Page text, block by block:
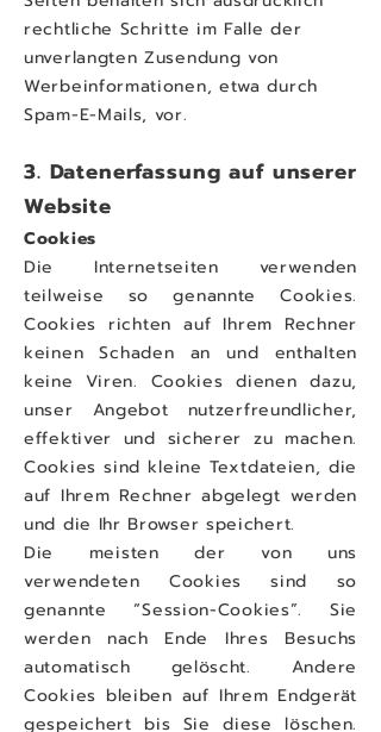
rechtliche Schritte im Falle der
unverlangten Zusendung von
Werbeinformationen, etwa durch
Spam-E-Mails, vor.
3. Datenerfassung auf unserer
Website
Cookies
Die Internetseiten verwenden
teilweise so genannte Cookies.
Cookies richten auf Ihrem Rechner
keinen Schaden an und enthalten
keine Viren. Cookies dienen dazu,
unser Angebot nutzerfreundlicher,
effektiver und sicherer zu machen.
Cookies sind kleine Textdateien, die
auf Ihrem Rechner abgelegt werden
und die Ihr Browser speichert.
Die meisten der von uns
verwendeten Cookies sind so
genannte “Session-Cookies”. Sie
werden nach Ende Ihres Besuchs
automatisch gelöscht. Andere
Cookies bleiben auf Ihrem Endgerät
gespeichert bis Sie diese löschen.